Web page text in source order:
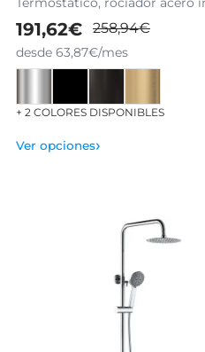
191,62€ 258,94€
desde 63,87€/mes
+ 2 COLORES DISPONIBLES
Ver opciones›